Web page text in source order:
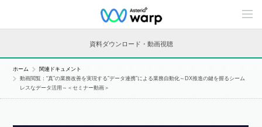
C
n
n
n
資料ダウンロード・動画視聴
ホーム
関連ドキュメント
動画閲覧：“真”の業務改善を実現する”データ連携”による業務自動化～DX推進の鍵を握るシーム
レスなデータ活用～＜セミナー動画＞